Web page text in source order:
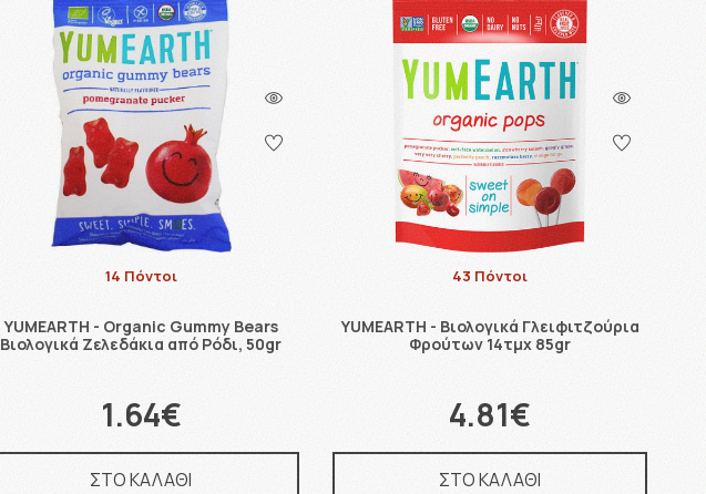
14 Πόντοι
YUMEARTH - Organic Gummy Bears
Βιολογικά Ζελεδάκια από Ρόδι, 50gr
1.64€
ΣΤΟ ΚΑΛΑΘΙ
43 Πόντοι
YUMEARTH - Βιολογικά Γλειφιτζούρια
Φρούτων 14τμχ 85gr
4.81€
ΣΤΟ ΚΑΛΑΘΙ